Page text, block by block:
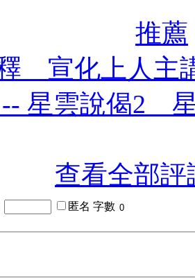
推薦
宣化上人主
-- 星雲說偈2
查看全部評
匿名 字數